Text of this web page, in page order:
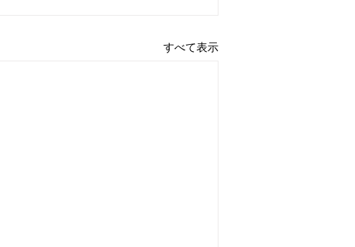
すべて表示